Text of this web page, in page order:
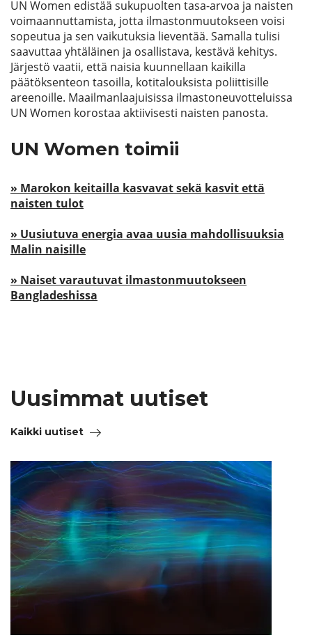
UN Women edistää sukupuolten tasa-arvoa ja naisten
voimaannuttamista, jotta ilmastonmuutokseen voisi
sopeutua ja sen vaikutuksia lieventää. Samalla tulisi
saavuttaa yhtäläinen ja osallistava, kestävä kehitys.
Järjestö vaatii, että naisia kuunnellaan kaikilla
päätöksenteon tasoilla, kotitalouksista poliittisille
areenoille. Maailmanlaajuisissa ilmastoneuvotteluissa
UN Women korostaa aktiivisesti naisten panosta.
UN Women toimii
» Marokon keitailla kasvavat sekä kasvit että
naisten tulot
» Uusiutuva energia avaa uusia mahdollisuuksia
Malin naisille
» Naiset varautuvat ilmastonmuutokseen
Bangladeshissa
Uusimmat uutiset
Kaikki uutiset